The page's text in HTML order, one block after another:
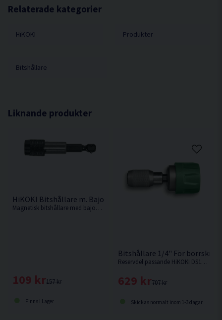
Relaterade kategorier
HiKOKI Produkter
Bitshållare
Liknande produkter
HiKOKI Bitshållare m. Bajonettfattning
Magnetisk bitshållare med bajonettfattning
157 kr
109 kr
Finns i Lager
Bitshållare 1/4" För
Reservdel passande HiKOKI DS18DDQ.
707 kr
629 kr
Skickas normalt inom 1-3 dagar